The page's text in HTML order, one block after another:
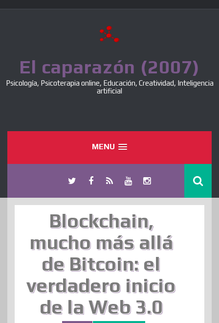
El caparazón (2007)
Psicología, Psicoterapia online, Educación, Creatividad, Inteligencia
artificial
MENU
Blockchain,
mucho más allá
de Bitcoin: el
verdadero inicio
de la Web 3.0